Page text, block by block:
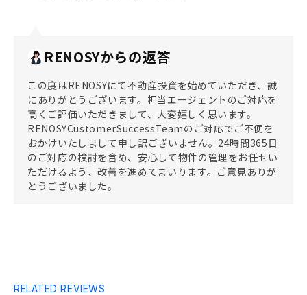
RENOSYからの返答
この度はRENOSYにて不動産投資を始めていただき、誠
にありがとうございます。担当エージェントのご対応を
高くご評価いただきまして、大変嬉しく思います。
RENOSYCustomerSuccessTeamのご対応でご不便を
おかけいたしまして申し訳ございません。24時間365日
のご対応の検討を含め、安心して物件の管理をお任せい
ただけるよう、改善を進めてまいります。ご意見ありが
とうございました。
RELATED REVIEWS